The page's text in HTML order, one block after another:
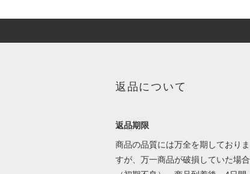
返品について
返品期限
商品の品質には万全を期しておりま
すが、万一商品が破損していた場合